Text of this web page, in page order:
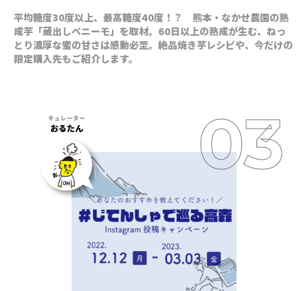
平均糖度30度以上、最高糖度40度！？ 熊本・なかせ農園の熟
成芋「蔵出しベニーモ」を取材。60日以上の熟成が生む、ねっ
とり濃厚な蜜の甘さは感動必至。絶品焼き芋レシピや、今だけの
限定購入先もご紹介します。
おるたん